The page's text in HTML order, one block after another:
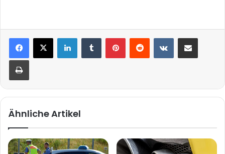
LinkedInTumblr PinterestReddit VKontakteTeile per E-Mail
Drucken
Ähnliche Artikel